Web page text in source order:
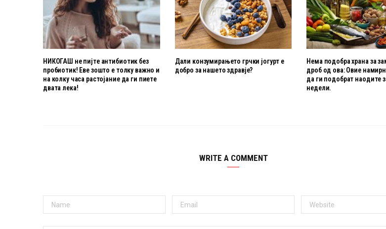
НИКОГАШ не пијте антибиотик без
пробиотик! Еве зошто е толку важно и
на колку часа растојание да ги пиете
двата лека!
Дали конзумирањето грчки јогурт е
добро за нашето здравје?
Нема подобра храна за
дроб од ова: Овие
да ги подобрат наодите
недели.
WRITE A COMMENT